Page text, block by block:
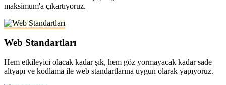
maksimum'a çıkartıyoruz.
Web Standartları
Hem etkileyici olacak kadar şık, hem göz yormayacak kadar sade
altyapı ve kodlama ile web standartlarına uygun olarak yapıyoruz.